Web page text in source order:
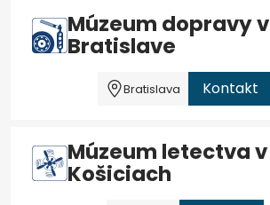
Múzeum dopravy v
Bratislave
Bratislava Kontakt
Múzeum letectva v
Košiciach